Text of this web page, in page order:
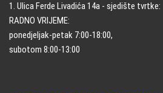
1. Ulica Ferde Livadića 14a - sjedište tvrtke:
RADNO VRIJEME:
ponedjeljak-petak 7:00-18:00,
subotom 8:00-13:00